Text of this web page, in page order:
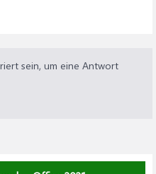
sein, um eine Antwort